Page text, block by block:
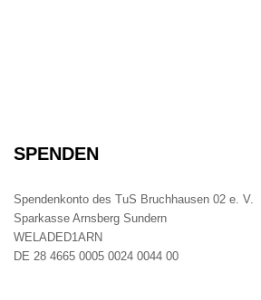
SPENDEN
Spendenkonto des TuS Bruchhausen 02 e. V.
Sparkasse Arnsberg Sundern
WELADED1ARN
DE 28 4665 0005 0024 0044 00